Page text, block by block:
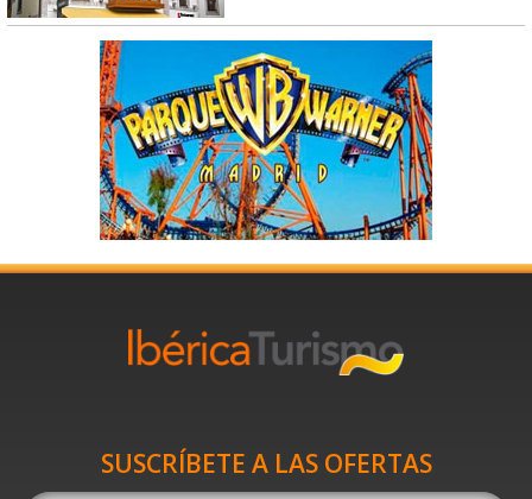
SUSCRÍBETE A LAS OFERTAS